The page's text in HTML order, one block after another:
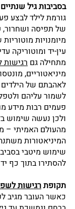
בסביבות גיל שנתיים
גורמת לילד לבצע
של תפיסה
מיומנויות
עין-יד ומוטוריקה
מתחילה גם רגישות
מיניאטוריים,
לאהבתם של הילדים
לשמור עליהם
פעמים רבות מידע
ולכן נעשה שימוש
מהעולם האמיתי –
המיניאטורות
שימוש מיטבי
להסתירו בתוך כף
תקופת רגישות
כאשר העובר מגיב